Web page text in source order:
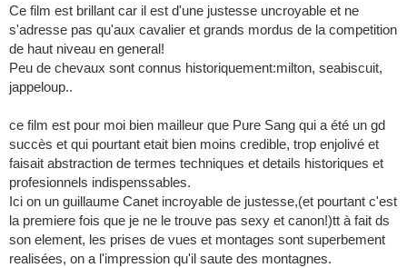
Ce film est brillant car il est d'une justesse uncroyable et ne
s'adresse pas qu'aux cavalier et grands mordus de la competition
de haut niveau en general!
Peu de chevaux sont connus historiquement:milton, seabiscuit,
jappeloup..
ce film est pour moi bien mailleur que Pure Sang qui a été un gd
succès et qui pourtant etait bien moins credible, trop enjolivé et
faisait abstraction de termes techniques et details historiques et
profesionnels indispenssables.
Ici on un guillaume Canet incroyable de justesse,(et pourtant c'est
la premiere fois que je ne le trouve pas sexy et canon!)tt à fait ds
son element, les prises de vues et montages sont superbement
realisées, on a l'impression qu'il saute des montagnes.